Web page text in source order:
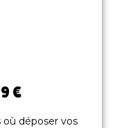
€
déposer vos